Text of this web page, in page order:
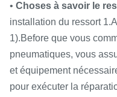
• Choses à savoir le
installation du ressort
1).Before que vous
pneumatiques, vous
et équipement
pour exécuter la